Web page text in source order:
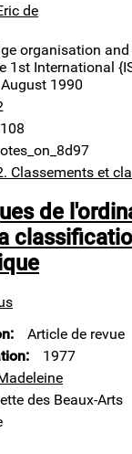
the
question
a
so-
called
Classification'
de
organisation
1st International
1990
Classements et
de
techniques
de
l'ordinateur
au
service
Article de revue
1977
des Beaux-Arts